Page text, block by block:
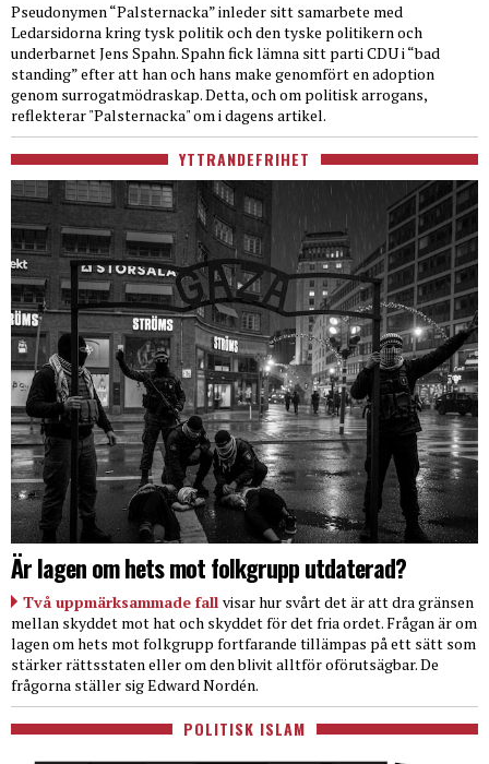
Pseudonymen “Palsternacka” inleder sitt samarbete med
Ledarsidorna kring tysk politik och den tyske politikern och
underbarnet Jens Spahn. Spahn fick lämna sitt parti CDU i “bad
standing” efter att han och hans make genomfört en adoption
genom surrogatmödraskap. Detta, och om politisk arrogans,
reflekterar "Palsternacka" om i dagens artikel.
YTTRANDEFRIHET
Är lagen om hets mot folkgrupp utdaterad?
Två uppmärksammade fall visar hur svårt det är att dra gränsen
mellan skyddet mot hat och skyddet för det fria ordet. Frågan är om
lagen om hets mot folkgrupp fortfarande tillämpas på ett sätt som
stärker rättsstaten eller om den blivit alltför oförutsägbar. De
frågorna ställer sig Edward Nordén.
POLITISK ISLAM